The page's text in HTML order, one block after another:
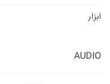
ابزار
AUDIO